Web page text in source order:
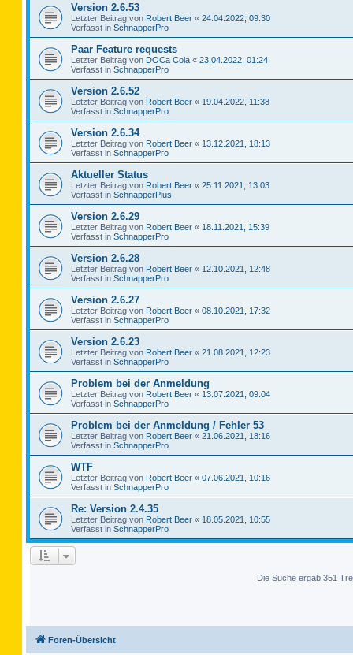
Version 2.6.53
Letzter Beitrag von Robert Beer « 24.04.2022, 09:30
Verfasst in SchnapperPro
Paar Feature requests
Letzter Beitrag von DOCa Cola « 23.04.2022, 01:24
Verfasst in SchnapperPro
Version 2.6.52
Letzter Beitrag von Robert Beer « 19.04.2022, 11:38
Verfasst in SchnapperPro
Version 2.6.34
Letzter Beitrag von Robert Beer « 13.12.2021, 18:13
Verfasst in SchnapperPro
Aktueller Status
Letzter Beitrag von Robert Beer « 25.11.2021, 13:03
Verfasst in SchnapperPlus
Version 2.6.29
Letzter Beitrag von Robert Beer « 18.11.2021, 15:39
Verfasst in SchnapperPro
Version 2.6.28
Letzter Beitrag von Robert Beer « 12.10.2021, 12:48
Verfasst in SchnapperPro
Version 2.6.27
Letzter Beitrag von Robert Beer « 08.10.2021, 17:32
Verfasst in SchnapperPro
Version 2.6.23
Letzter Beitrag von Robert Beer « 21.08.2021, 12:23
Verfasst in SchnapperPro
Problem bei der Anmeldung
Letzter Beitrag von Robert Beer « 13.07.2021, 09:04
Verfasst in SchnapperPro
Problem bei der Anmeldung / Fehler 53
Letzter Beitrag von Robert Beer « 21.06.2021, 18:16
Verfasst in SchnapperPro
WTF
Letzter Beitrag von Robert Beer « 07.06.2021, 10:16
Verfasst in SchnapperPro
Re: Version 2.4.35
Letzter Beitrag von Robert Beer « 18.05.2021, 10:55
Verfasst in SchnapperPro
Die Suche ergab 351
Foren-Übersicht